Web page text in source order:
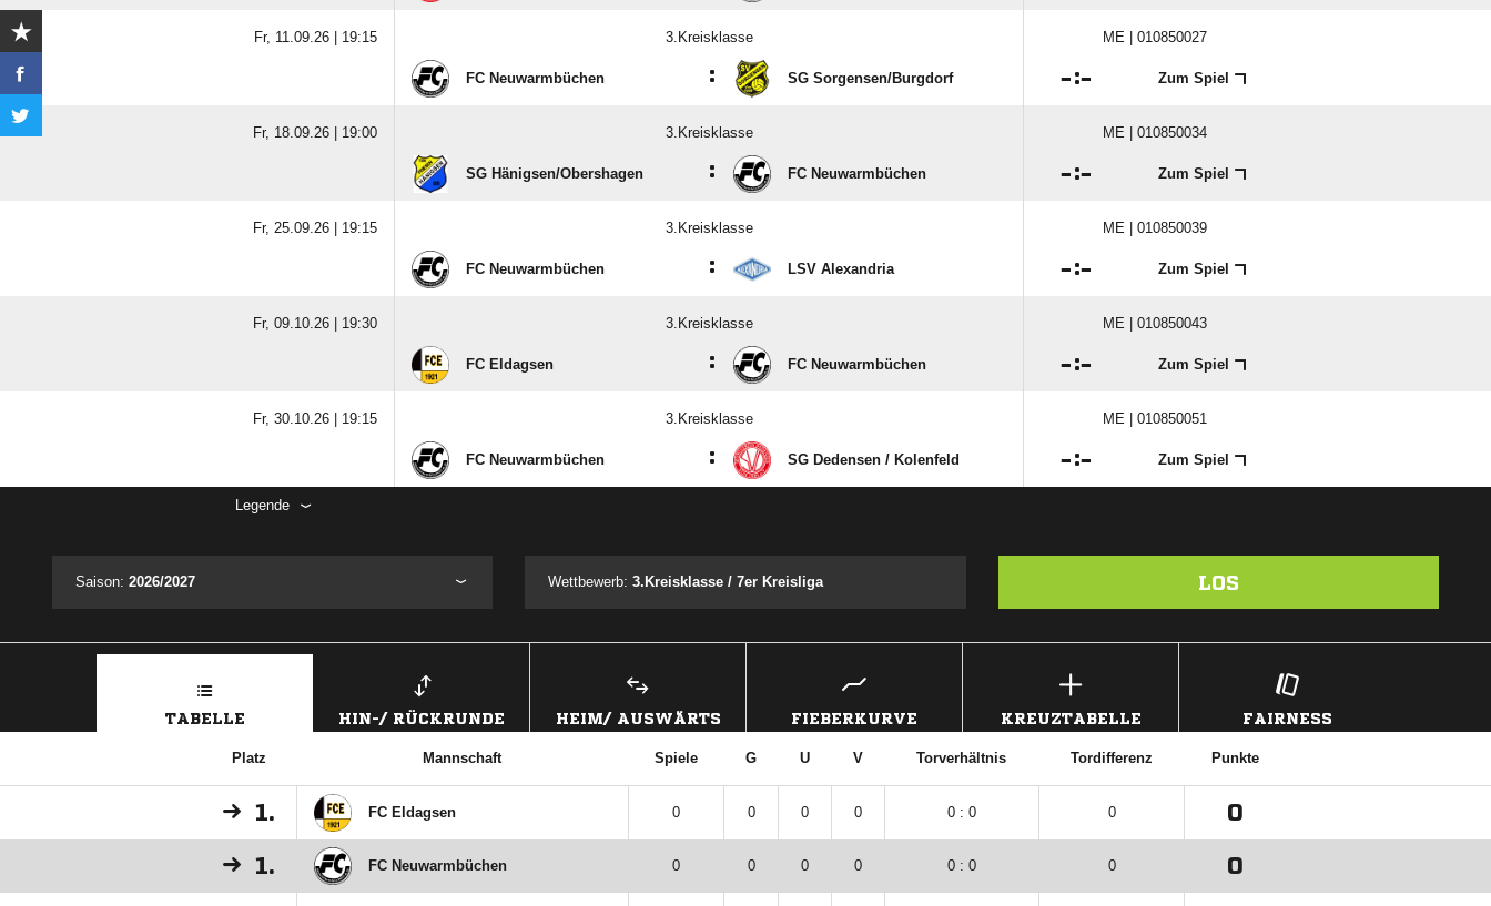
Fr, 11.09.26 | 19:15 3.Kreisklasse ME | 010850027
FC Neuwarmbüchen : SG Sorgensen/​Burgdorf : Zum Spiel
Fr, 18.09.26 | 19:00 3.Kreisklasse ME | 010850034
SG Hänigsen/​Obershagen : FC Neuwarmbüchen : Zum Spiel
Fr, 25.09.26 | 19:15 3.Kreisklasse ME | 010850039
FC Neuwarmbüchen : LSV Alexandria : Zum Spiel
Fr, 09.10.26 | 19:30 3.Kreisklasse ME | 010850043
FC Eldagsen : FC Neuwarmbüchen : Zum Spiel
Fr, 30.10.26 | 19:15 3.Kreisklasse ME | 010850051
FC Neuwarmbüchen : SG Dedensen /​ Kolenfeld : Zum Spiel
Legende
Saison: 2026/2027 Wettbewerb:3.Kreisklasse / 7er Kreisliga LOS
TABELLE HIN-/ RÜCKRUNDE HEIM/ AUSWÄRTS FIEBERKURVE KREUZTABELLE FAIRNESS
Platz Mannschaft Spiele G U V Torverhältnis Tordifferenz Punkte
1. FC Eldagsen 0 0 0 0 0 : 0 0 0
1. FC Neuwarmbüchen 0 0 0 0 0 : 0 0 0